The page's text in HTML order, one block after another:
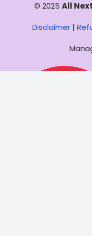
© 2025 All
Disclaimer|